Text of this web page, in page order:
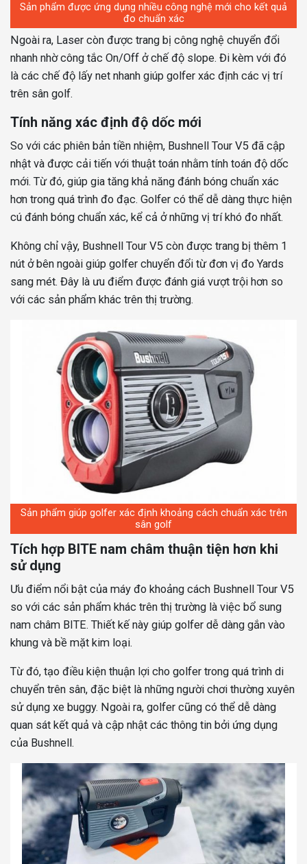
Sản phẩm được ứng dụng nhiều công nghệ mới cho kết quả
đo chuẩn xác
Ngoài ra, Laser còn được trang bị công nghệ chuyển đổi
nhanh nhờ công tắc On/Off ở chế độ slope. Đi kèm với đó
là các chế độ lấy net nhanh giúp golfer xác định các vị trí
trên sân golf.
Tính năng xác định độ dốc mới
So với các phiên bản tiền nhiệm, Bushnell Tour V5 đã cập
nhật và được cải tiến với thuật toán nhằm tính toán độ dốc
mới. Từ đó, giúp gia tăng khả năng đánh bóng chuẩn xác
hơn trong quá trình đo đạc. Golfer có thể dễ dàng thực hiện
cú đánh bóng chuẩn xác, kể cả ở những vị trí khó đo nhất.
Không chỉ vậy, Bushnell Tour V5 còn được trang bị thêm 1
nút ở bên ngoài giúp golfer chuyển đổi từ đơn vị đo Yards
sang mét. Đây là ưu điểm được đánh giá vượt trội hơn so
với các sản phẩm khác trên thị trường.
Sản phẩm giúp golfer xác định khoảng cách chuẩn xác trên
sân golf
Tích hợp BITE nam châm thuận tiện hơn khi
sử dụng
Ưu điểm nổi bật của máy đo khoảng cách Bushnell Tour V5
so với các sản phẩm khác trên thị trường là việc bổ sung
nam châm BITE. Thiết kế này giúp golfer dễ dàng gắn vào
khung và bề mặt kim loại.
Từ đó, tạo điều kiện thuận lợi cho golfer trong quá trình di
chuyển trên sân, đặc biệt là những người chơi thường xuyên
sử dụng xe buggy. Ngoài ra, golfer cũng có thể dễ dàng
quan sát kết quả và cập nhật các thông tin bởi ứng dụng
của Bushnell.